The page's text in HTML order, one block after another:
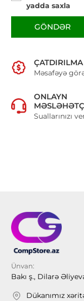
yadda saxla
GÖNDƏR
ÇATDIRILMA
Məsafəyə
ONLAYN
Suallarınızı
Ünvan:
Bakı ş., Dilarə
Dükanımız